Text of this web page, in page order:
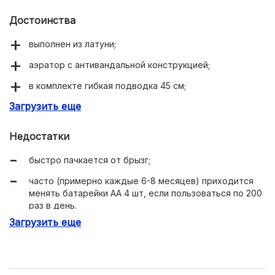
Достоинства
выполнен из латуни;
аэратор с антивандальной конструкцией;
в комплекте гибкая подводка 45 см;
высота излива 128 мм.
Загрузить еще
Недостатки
быстро пачкается от брызг;
часто (примерно каждые 6-8 месяцев) приходится
менять батарейки АА 4 шт, если пользоваться по 200
раз в день.
Загрузить еще